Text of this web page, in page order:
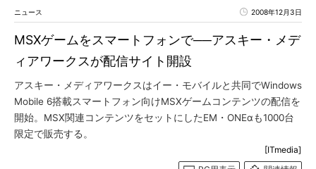
ニュース 2008年12月3日
MSXゲームをスマートフォンで──アスキー・メデ
ィアワークスが配信サイト開設
アスキー・メディアワークスはイー・モバイルと共同でWindows
Mobile 6搭載スマートフォン向けMSXゲームコンテンツの配信を
開始。MSX関連コンテンツをセットにしたEM・ONEαも1000台
限定で販売する。
[ITmedia]